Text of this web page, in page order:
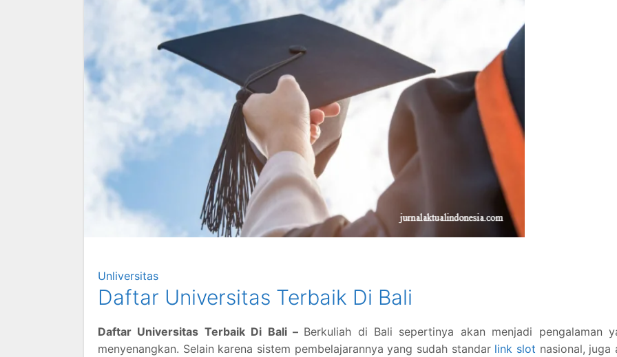
Unliversitas
Daftar Universitas Terbaik Di Bali
Daftar Universitas Terbaik Di Bali – Berkuliah di Bali sepertinya akan menjadi pengalaman
menyenangkan. Selain karena sistem pembelajarannya yang sudah standar link slot nasional, juga